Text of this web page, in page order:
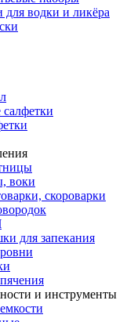
водки и ликёра
воки
скороварки
для запекания
и инструменты